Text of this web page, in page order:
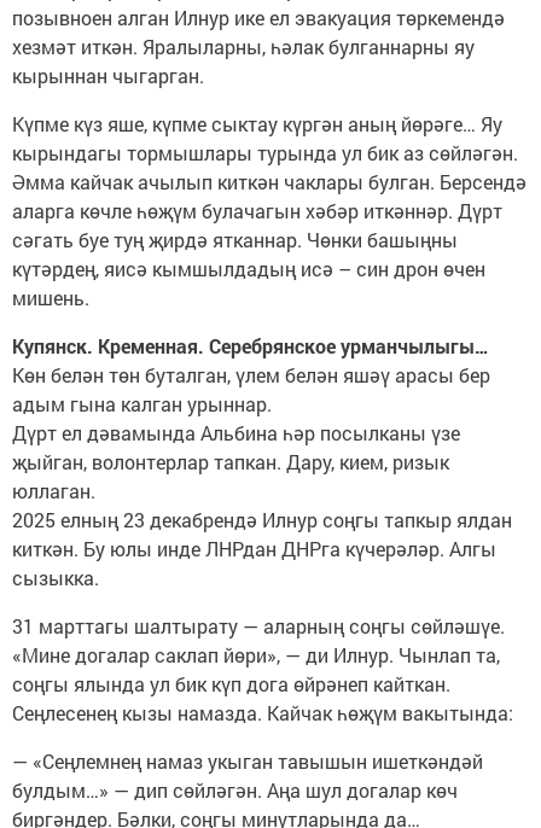
позывноен алган Илнур ике ел эвакуация төркемендә
хезмәт иткән. Яралыларны, һәлак булганнарны яу
кырыннан чыгарган.
Күпме күз яше, күпме сыктау күргән аның йөрәге… Яу
кырындагы тормышлары турында ул бик аз сөйләгән.
Әмма кайчак ачылып киткән чаклары булган. Берсендә
аларга көчле һөҗүм булачагын хәбәр иткәннәр. Дүрт
сәгать буе туң җирдә ятканнар. Чөнки башыңны
күтәрдең, яисә кымшылдадың исә – син дрон өчен
мишень.
Купянск. Кременная. Серебрянское урманчылыгы…
Көн белән төн буталган, үлем белән яшәү арасы бер
адым гына калган урыннар.
Дүрт ел дәвамында Альбина һәр посылканы үзе
җыйган, волонтерлар тапкан. Дару, кием, ризык
юллаган.
2025 елның 23 декабрендә Илнур соңгы тапкыр ялдан
киткән. Бу юлы инде ЛНРдан ДНРга күчерәләр. Алгы
сызыкка.
31 марттагы шалтырату — аларның соңгы сөйләшүе.
«Мине догалар саклап йөри», — ди Илнур. Чынлап та,
соңгы ялында ул бик күп дога өйрәнеп кайткан.
Сеңлесенең кызы намазда. Кайчак һөҗүм вакытында:
— «Сеңлемнең намаз укыган тавышын ишеткәндәй
булдым…» — дип сөйләгән. Аңа шул догалар көч
биргәндер. Бәлки, соңгы минутларында да…